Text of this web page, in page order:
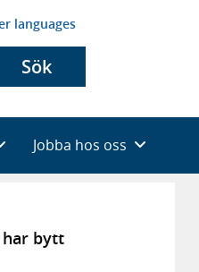
languages
Sök
Jobba hos oss
har bytt